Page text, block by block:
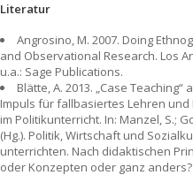
Literatur
Angrosino, M. 2007. Doing
and Observational Research. Los
u.a.: Sage Publications.
Blätte, A. 2013. „Case Teaching“
Impuls für fallbasiertes Lehren und
im Politikunterricht. In: Manzel, S.;
(Hg.). Politik, Wirtschaft und
unterrichten. Nach didaktischen
oder Konzepten oder ganz anders?